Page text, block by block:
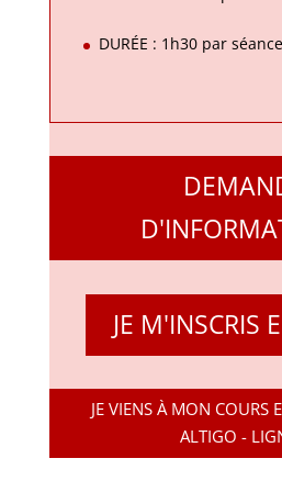
DURÉE : 1h30 par séance
JE M'INSCRIS
JE VIENS À MON COURS
ALTIGO -